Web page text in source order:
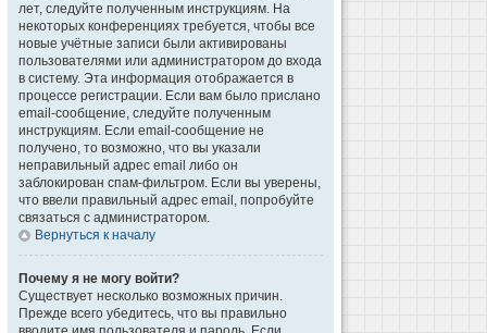
лет, следуйте полученным инструкциям. На
некоторых конференциях требуется, чтобы все
новые учётные записи были активированы
пользователями или администратором до входа
в систему. Эта информация отображается в
процессе регистрации. Если вам было прислано
email-сообщение, следуйте полученным
инструкциям. Если email-сообщение не
получено, то возможно, что вы указали
неправильный адрес email либо он
заблокирован спам-фильтром. Если вы уверены,
что ввели правильный адрес email, попробуйте
связаться с администратором.
Вернуться к началу
Почему я не могу войти?
Существует несколько возможных причин.
Прежде всего убедитесь, что вы правильно